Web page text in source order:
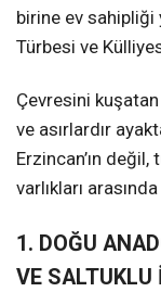
birine ev sahipliği
Türbesi ve
Çevresini
ve asırlardır
Erzincan’ın
varlıkları
1. DOĞU
VE SALTUKLU